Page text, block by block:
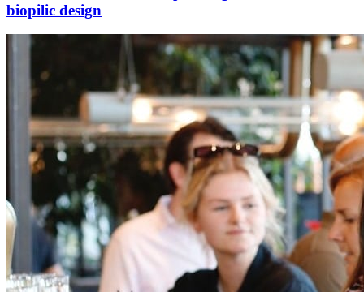
biopilic design